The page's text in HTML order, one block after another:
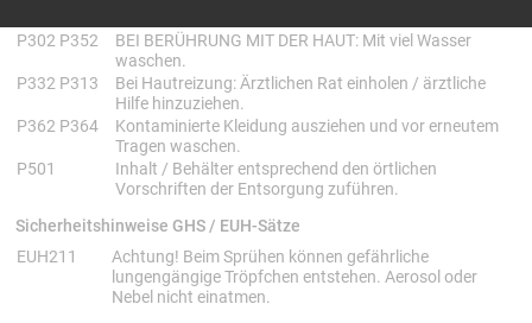
P302 P352
BEI BERÜHRUNG MIT DER HAUT: Mit viel Wasser
waschen.
P332 P313
Bei Hautreizung: Ärztlichen Rat einholen / ärztliche
Hilfe hinzuziehen.
P362 P364
Kontaminierte Kleidung ausziehen und vor erneutem
Tragen waschen.
P501
Inhalt / Behälter entsprechend den örtlichen
Vorschriften der Entsorgung zuführen.
Sicherheitshinweise GHS / EUH-Sätze
EUH211
Achtung! Beim Sprühen können gefährliche
lungengängige Tröpfchen entstehen. Aerosol oder
Nebel nicht einatmen.